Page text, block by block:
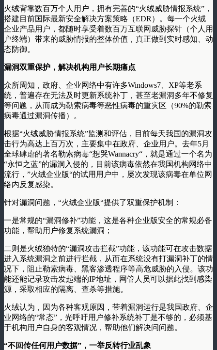
火绒背靠数百万个人用户，拥有完善的“火绒威胁情报系统”，
搭建目前国际最新安全解决方案策略（EDR）。每一个火绒
企业产品用户，都随时享受着数百万互联网威胁探针（个人用
户终端）带来的威胁情报的整体价值，真正做到实时感知、动
态防御。
漏洞双重保护，解决机构用户长期痛点
众所周知，政府、企业网络中有许多Windows7、XP等老系
统，普遍存在无法及时更新系统补丁，甚至老漏洞多年不修复
等问题，从而成为勒索病毒等恶性病毒的重灾区（90%的勒索
病毒通过漏洞传播）。
根据“火绒威胁情报系统”监测和评估，目前每天我国的漏洞攻
击行为高达上百万次，主要集中在政府、企业用户。去年5月
全球肆虐的著名勒索病毒“想哭Wannacry“，就是通过一个名为
“永恒之蓝”的漏洞入侵的，目前该病毒依然在我国机构网络中
流行，”火绒企业版“的试用用户中，屡次发现该病毒在单位网
络内反复感染。
针对漏洞问题，“火绒企业版“提供了双重保护机制：
一是常规的“漏洞修补”功能，这是各种企业版安全的常规必备
功能，帮助用户修复系统漏洞；
二则是火绒独特的“漏洞攻击拦截”功能，该功能可在攻击数据
进入系统漏洞之前进行拦截，从而在系统没有打漏洞补丁的情
况下，阻止勒索病毒、黑客渗透程序等高危威胁的入侵。该功
能还能记录攻击发起端的IP地址，网管人员可以据此找到感染
源，采取相应的隔离、查杀等措施。
火绒认为，因为各种客观原因，带着漏洞运行是我国政府、企
业网络的“常态”，光呼吁用户修补系统补丁是不够的，必须基
于机构用户自身的客观情况，帮助他们解决问问题。
“不回传任何用户数据”，一举反转行业乱象